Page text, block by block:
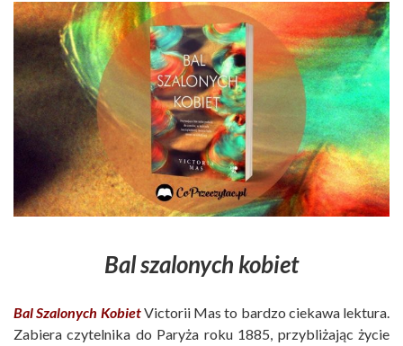
Bal szalonych kobiet
Bal Szalonych KobietVictorii Mas to bardzo ciekawa lektura.
Zabiera czytelnika do Paryża roku 1885, przybliżając życie